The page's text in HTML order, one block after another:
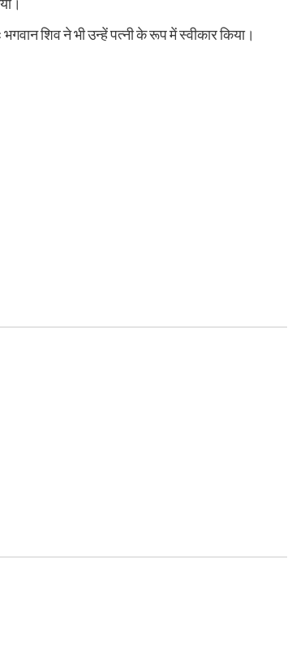
शिव ने भी उन्हें पत्नी के रूप में स्वीकार किया।